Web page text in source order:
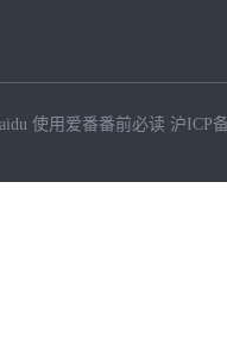
使用爱番番前必读 沪ICP